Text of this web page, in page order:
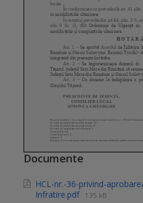
Documente
HCL-nr.-36-privind-
Infratire.pdf 135 kB